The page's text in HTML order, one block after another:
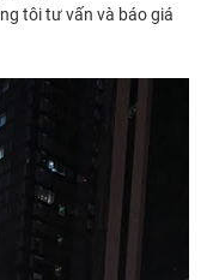
tôi tư vấn và báo giá